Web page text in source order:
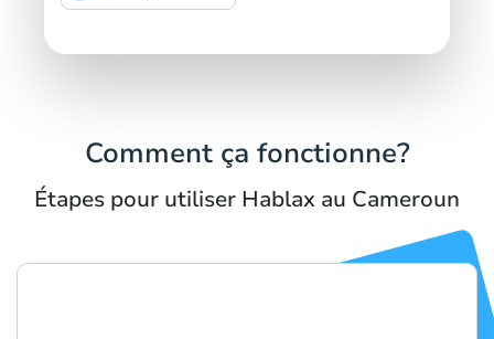
Comment ça fonctionne?
Étapes pour utiliser Hablax au Cameroun